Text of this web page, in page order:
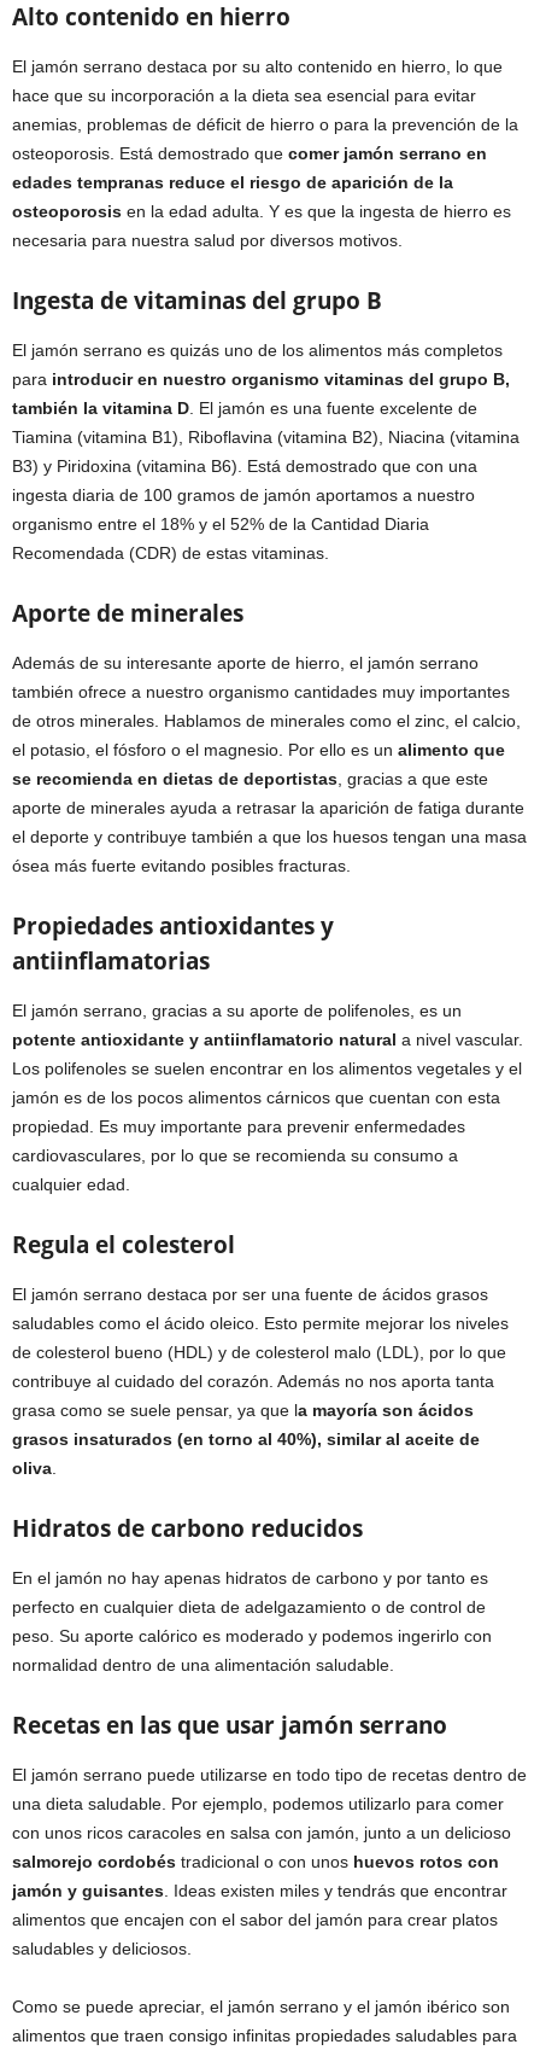
Alto contenido en hierro
El jamón serrano destaca por su alto contenido en hierro, lo que
hace que su incorporación a la dieta sea esencial para evitar
anemias, problemas de déficit de hierro o para la prevención de la
osteoporosis. Está demostrado que comer jamón serrano en
edades tempranas reduce el riesgo de aparición de la
osteoporosis en la edad adulta. Y es que la ingesta de hierro es
necesaria para nuestra salud por diversos motivos.
Ingesta de vitaminas del grupo B
El jamón serrano es quizás uno de los alimentos más completos
para introducir en nuestro organismo vitaminas del grupo B,
también la vitamina D. El jamón es una fuente excelente de
Tiamina (vitamina B1), Riboflavina (vitamina B2), Niacina (vitamina
B3) y Piridoxina (vitamina B6). Está demostrado que con una
ingesta diaria de 100 gramos de jamón aportamos a nuestro
organismo entre el 18% y el 52% de la Cantidad Diaria
Recomendada (CDR) de estas vitaminas.
Aporte de minerales
Además de su interesante aporte de hierro, el jamón serrano
también ofrece a nuestro organismo cantidades muy importantes
de otros minerales. Hablamos de minerales como el zinc, el calcio,
el potasio, el fósforo o el magnesio. Por ello es un alimento que
se recomienda en dietas de deportistas, gracias a que este
aporte de minerales ayuda a retrasar la aparición de fatiga durante
el deporte y contribuye también a que los huesos tengan una masa
ósea más fuerte evitando posibles fracturas.
Propiedades antioxidantes y
antiinflamatorias
El jamón serrano, gracias a su aporte de polifenoles, es un
potente antioxidante y antiinflamatorio natural a nivel vascular.
Los polifenoles se suelen encontrar en los alimentos vegetales y el
jamón es de los pocos alimentos cárnicos que cuentan con esta
propiedad. Es muy importante para prevenir enfermedades
cardiovasculares, por lo que se recomienda su consumo a
cualquier edad.
Regula el colesterol
El jamón serrano destaca por ser una fuente de ácidos grasos
saludables como el ácido oleico. Esto permite mejorar los niveles
de colesterol bueno (HDL) y de colesterol malo (LDL), por lo que
contribuye al cuidado del corazón. Además no nos aporta tanta
grasa como se suele pensar, ya que la mayoría son ácidos
grasos insaturados (en torno al 40%), similar al aceite de
oliva.
Hidratos de carbono reducidos
En el jamón no hay apenas hidratos de carbono y por tanto es
perfecto en cualquier dieta de adelgazamiento o de control de
peso. Su aporte calórico es moderado y podemos ingerirlo con
normalidad dentro de una alimentación saludable.
Recetas en las que usar jamón serrano
El jamón serrano puede utilizarse en todo tipo de recetas dentro de
una dieta saludable. Por ejemplo, podemos utilizarlo para comer
con unos ricos caracoles en salsa con jamón, junto a un delicioso
salmorejo cordobés tradicional o con unos huevos rotos con
jamón y guisantes. Ideas existen miles y tendrás que encontrar
alimentos que encajen con el sabor del jamón para crear platos
saludables y deliciosos.
Como se puede apreciar, el jamón serrano y el jamón ibérico son
alimentos que traen consigo infinitas propiedades saludables para